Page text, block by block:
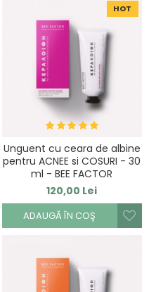
HOT
Unguent cu ceara de albine
pentru ACNEE si COSURI - 30
ml - BEE FACTOR
120,00 Lei
ADAUGĂ ÎN COŞ